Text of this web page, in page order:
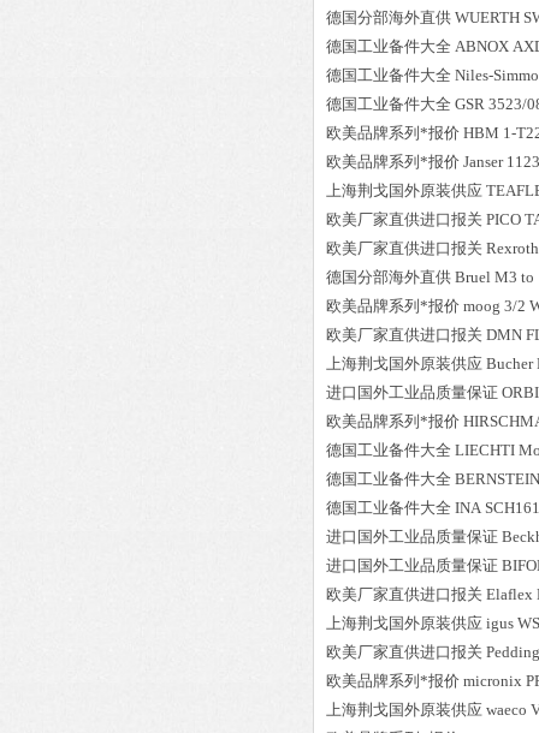
德国分部海外直供 WUERTH
德国工业备件大全 ABNOX
德国工业备件大全 Niles-
德国工业备件大全 GSR 3523/
欧美品牌系列*报价 HBM 1-
欧美品牌系列*报价 Janser
上海荆戈国外原装供应
欧美厂家直供进口报关 PICO
欧美厂家直供进口报关 Rexroth
德国分部海外直供 Bruel M3 to
欧美品牌系列*报价 moog 3/2
欧美厂家直供进口报关 DMN
上海荆戈国外原装供应 Bucher
进口国外工业品质量保证
欧美品牌系列*报价
德国工业备件大全 LIECHTI
德国工业备件大全 BERNSTEIN
德国工业备件大全 INA
进口国外工业品质量保证
进口国外工业品质量保证
欧美厂家直供进口报关 Elaflex
上海荆戈国外原装供应 igus
欧美厂家直供进口报关
欧美品牌系列*报价 micronix
上海荆戈国外原装供应 waeco